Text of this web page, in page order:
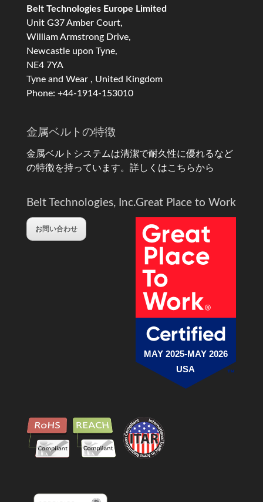
Belt Technologies Europe Limited
Unit G37 Amber Court,
William Armstrong Drive,
Newcastle upon Tyne,
NE4 7YA
Tyne and Wear , United Kingdom
Phone: +44-1914-153010
金属ベルトの特徴
金属ベルトシステムは清潔で耐久性に優れるなど
の特徴を持っています。 詳しくはこちらから
Belt Technologies, Inc.
お問い合わせ
Great Place to Work
MAY 2025-MAY 2026
USA